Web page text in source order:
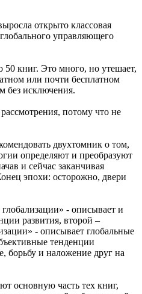
открыто классовая
управляющего
50 книг. Это много, но утешает,
или почти бесплатном
без исключения.
потому что не
двухтомник о том,
определяют и преобразуют
и сейчас заканчивая
эпохи: осторожно, двери
- описывает и
развития, второй –
- описывает глобальные
тенденции
борьбу и наложение друг на
основную часть тех книг,